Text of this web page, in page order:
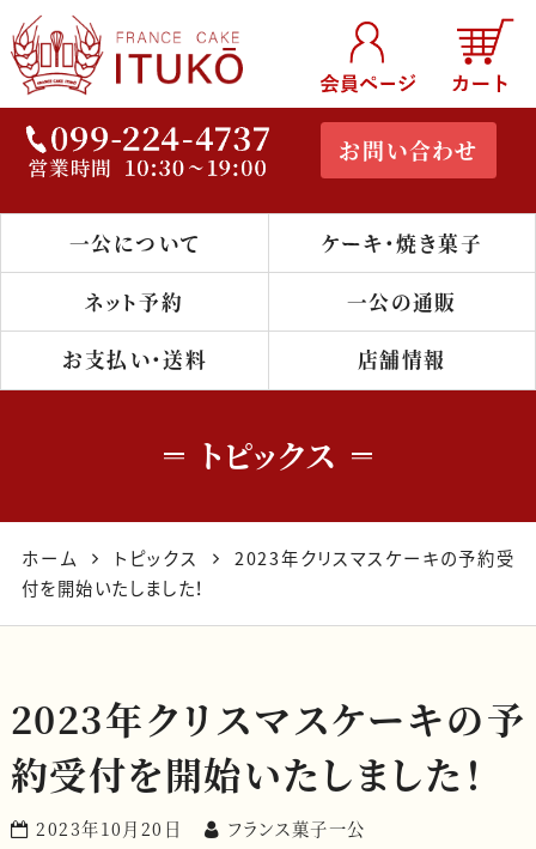
鹿児島のケー
キ・洋菓子店
『フランス菓子
お問い合わせ
一公について ケーキ・焼き菓子
ネット予約 一公の通販
お支払い・送料 店舗情報
トピックス
ホーム トピックス
2023年クリスマスケーキの予約受
付を開始いたしました！
2023年クリスマスケーキの予
約受付を開始いたしました！
2023年10月20日 フランス菓子一公